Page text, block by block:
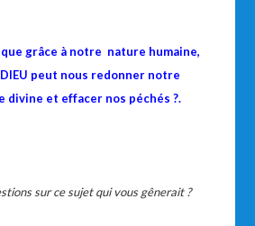
grâce à notre nature humaine,
peut nous redonner notre
divine et effacer nos péchés ?.
sur ce sujet qui vous gênerait ?